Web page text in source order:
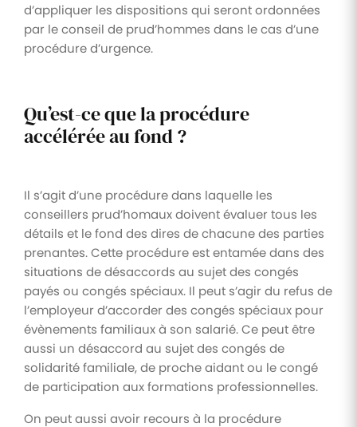
d’appliquer les dispositions qui seront ordonnées
par le conseil de prud’hommes dans le cas d’une
procédure d’urgence.
Qu’est-ce que la procédure
accélérée au fond ?
Il s’agit d’une procédure dans laquelle les
conseillers prud’homaux doivent évaluer tous les
détails et le fond des dires de chacune des parties
prenantes. Cette procédure est entamée dans des
situations de désaccords au sujet des congés
payés ou congés spéciaux. Il peut s’agir du refus de
l’employeur d’accorder des congés spéciaux pour
évènements familiaux à son salarié. Ce peut être
aussi un désaccord au sujet des congés de
solidarité familiale, de proche aidant ou le congé
de participation aux formations professionnelles.
On peut aussi avoir recours à la procédure